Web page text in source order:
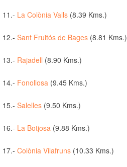
11.- La Colònia Valls (8.39 Kms.)
12.- Sant Fruitós de Bages (8.81 Kms.)
13.- Rajadell (8.90 Kms.)
14.- Fonollosa (9.45 Kms.)
15.- Salelles (9.50 Kms.)
16.- La Botjosa (9.88 Kms.)
17.- Colònia Vilafruns (10.33 Kms.)